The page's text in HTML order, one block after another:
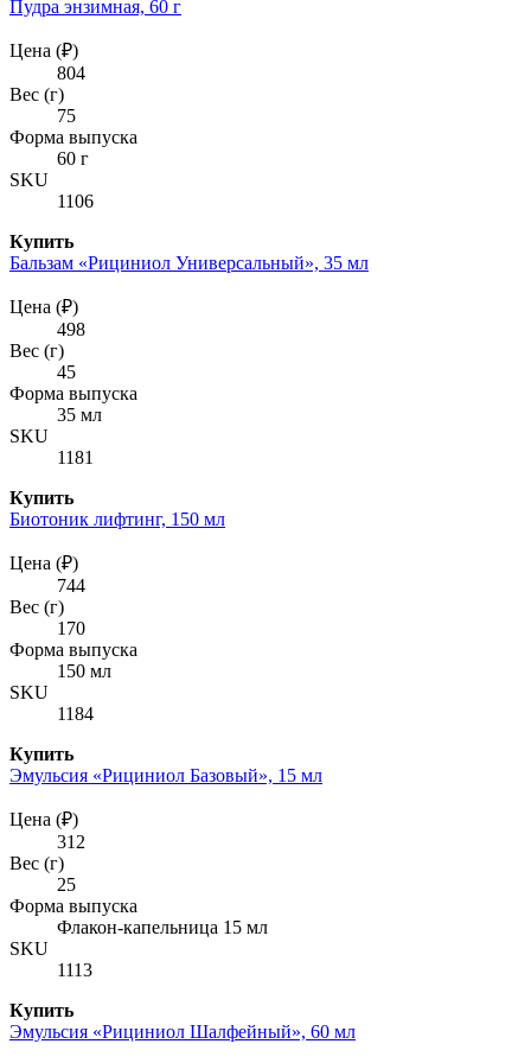
Пудра энзимная, 60 г
Цена (₽)
804
Вес (г)
75
Форма выпуска
60 г
SKU
1106
Купить
Бальзам «Рициниол Универсальный», 35 мл
Цена (₽)
498
Вес (г)
45
Форма выпуска
35 мл
SKU
1181
Купить
Биотоник лифтинг, 150 мл
Цена (₽)
744
Вес (г)
170
Форма выпуска
150 мл
SKU
1184
Купить
Эмульсия «Рициниол Базовый», 15 мл
Цена (₽)
312
Вес (г)
25
Форма выпуска
Флакон-капельница 15 мл
SKU
1113
Купить
Эмульсия «Рициниол Шалфейный», 60 мл